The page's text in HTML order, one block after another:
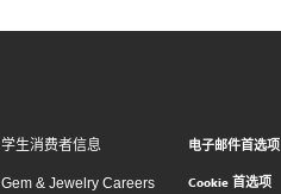
学生消费者信息
Gem & Jewelry Careers
电子邮件首选项
Cookie 首选项